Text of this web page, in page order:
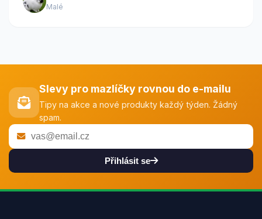
Malé
Slevy pro mazlíčky rovnou do e-mailu
Tipy na akce a nové produkty každý týden. Žádný
spam.
Přihlásit se